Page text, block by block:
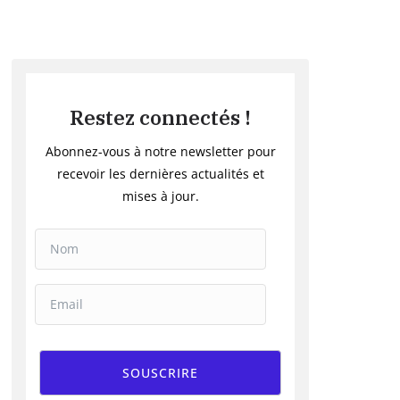
Restez connectés !
Abonnez-vous à notre newsletter pour
recevoir les dernières actualités et
mises à jour.
SOUSCRIRE